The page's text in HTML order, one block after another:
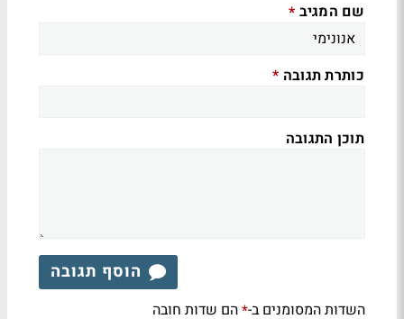
שם המגיב *
כותרת תגובה *
תוכן התגובה
הוסף תגובה
השדות המסומנים ב-*הם שדות חובה